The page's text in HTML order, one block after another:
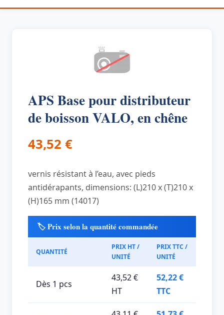
APS Base pour distributeur
de boisson VALO, en chêne
43,52 €
vernis résistant à l’eau, avec pieds
antidérapants, dimensions: (L)210 x (T)210 x
(H)165 mm (14017)
🏷️ Prix selon la quantité commandée
QUANTITÉ
PRIX HT /
UNITÉ
PRIX TTC /
UNITÉ
Dès 1 pcs
43,52 €
HT
52,22 €
TTC